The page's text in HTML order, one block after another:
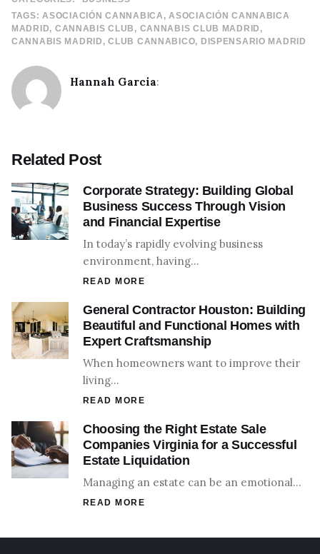
TAGS:ASOCIACIÓN CANNABICA
ASOCIACIÓN CANNABICA
MADRID
CANNABIS CLUB
CANNABIS CLUB MADRID
CANNABIS MADRID
CLUB CANNABICO DISPENSARIO MADRID
Hannah Garcia:
Related Post
Corporate Strategy: Building Global
Business Success Through Vision
and Financial Expertise
In today’s rapidly evolving business
environment, having…
READ MORE
General Contractor Houston: Building
Beautiful and Functional Homes with
Expert Craftsmanship
When homeowners want to improve their
living…
READ MORE
Choosing the Right Estate Sale
Companies Virginia for a Successful
Estate Liquidation
Managing an estate can be an emotional…
READ MORE